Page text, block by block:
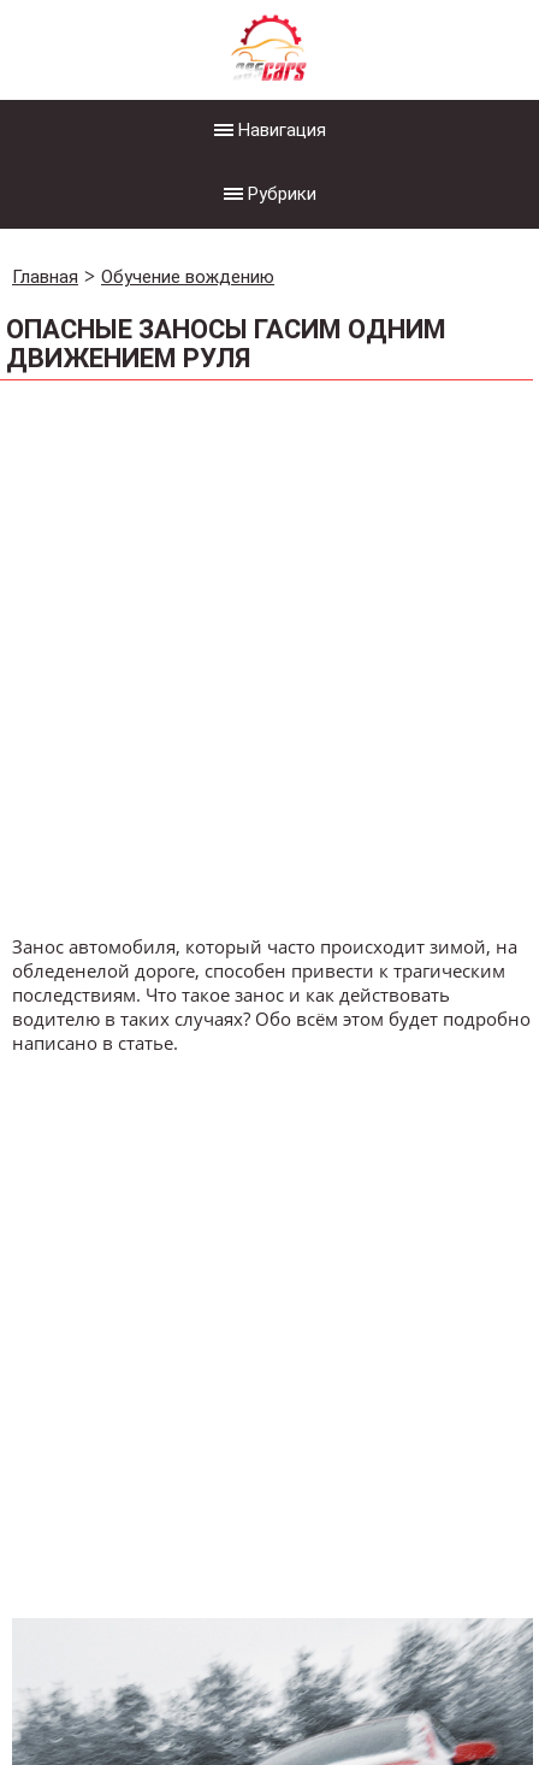
Навигация
Рубрики
Главная Обучение вождению
ОПАСНЫЕ ЗАНОСЫ ГАСИМ ОДНИМ
ДВИЖЕНИЕМ РУЛЯ
Занос автомобиля, который часто происходит зимой, на
обледенелой дороге, способен привести к трагическим
последствиям. Что такое занос и как действовать
водителю в таких случаях? Обо всём этом будет подробно
написано в статье.